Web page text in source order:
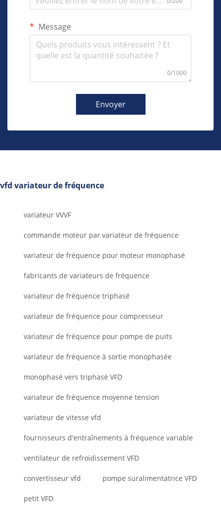
Message
0/1000
Envoyer
vfd variateur de fréquence
variateur VVVF
commande moteur par variateur de fréquence
variateur de fréquence pour moteur monophasé
fabricants de variateurs de fréquence
variateur de fréquence triphasé
variateur de fréquence pour compresseur
variateur de fréquence pour pompe de puits
variateur de fréquence à sortie monophasée
monophasé vers triphasé VFD
variateur de fréquence moyenne tension
variateur de vitesse vfd
fournisseurs d'entraînements à fréquence variable
ventilateur de refroidissement VFD
convertisseur vfd pompe suralimentatrice VFD
petit VFD